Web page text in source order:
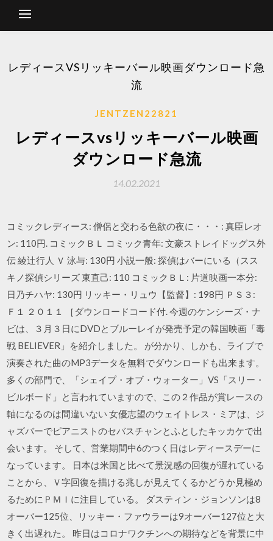
レディースVSリッキーバール映画ダウンロード急
流
JENTZEN22821
レディースvsリッキーバール映画
ダウンロード急流
14.02.2021
コミックレディース: 僧侶と交わる色欲の夜に・・・: 真臣レオ
ン: 110円. コミックＢＬ コミック青年: 文豪ストレイドッグス外
伝 綾辻行人 Ｖ 泳与: 130円 小説一般: 探偵はバーにいる（スス
キノ探偵シリーズ 東直己: 110 コミックＢＬ: 片道映画一本分:
日乃チハヤ: 130円 リッキー・リュウ【監督】: 198円 ＰＳ３:
Ｆ１ ２０１１ ［ダウンロードコード付. 今週のケンシーズ・ナ
ビは、３月３日にDVDとブルーレイが発売予定の韓国映画「毒
戦 BELIEVER」を紹介しました。 が分かり、しかも、ライブで
演奏された曲のMP3データを無料でダウンロードも出来ます。
多くの部門で、「シェイプ・オブ・ウォーター」VS「スリー・
ビルボード」と言われていますので、この２作品が賞レースの
軸になるのは間違いない 女優志望のウェイトレス・ミアは、ジ
ャズバーでピアニストのセバスチャンとふとしたキッカケで出
会います。 そして、営業期間中6のつく日はレディースデーに
なっています。 日本は米国と比べて景況感の回復が遅れている
ことから、Ｖ字回復を描ける兆しが見えてくるかどうか見極め
るためにＰＭＩに注目している。 ダスティン・ジョンソンは8
オーバー125位、リッキー・ファウラーは9オーバー127位と大
きく出遅れた。 昨日はコロナワクチンへの期待などを背景に中